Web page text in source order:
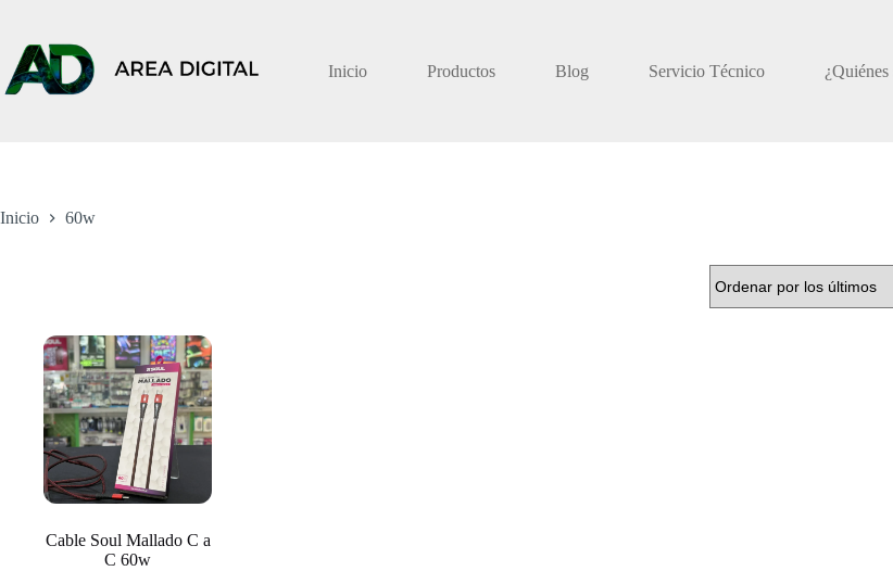
contenido
Inicio
Productos Blog Servicio Técnico ¿Quiénes
Inicio 60w
Cable Soul Mallado C a
C 60w